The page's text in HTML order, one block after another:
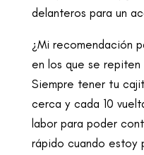
delanteros para un
¿Mi recomendación
en los que se repiten
Siempre tener tu
cerca y cada 10
labor para poder
rápido cuando estoy